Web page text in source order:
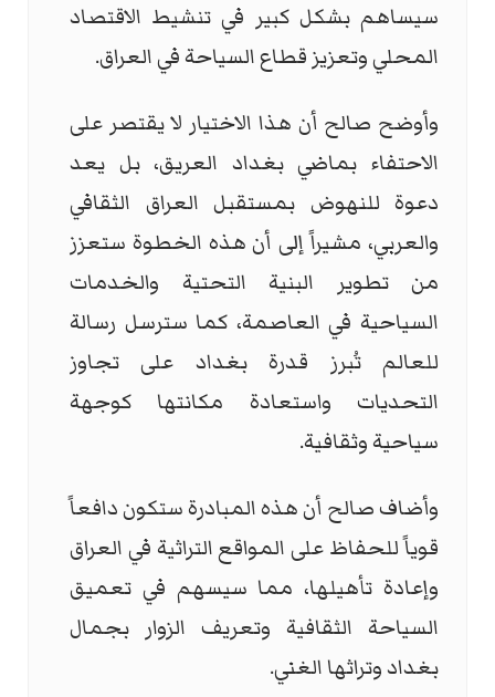
سيساهم بشكل كبير في تنشيط الاقتصاد
المحلي وتعزيز قطاع السياحة في العراق.
وأوضح صالح أن هذا الاختيار لا يقتصر على
الاحتفاء بماضي بغداد العريق، بل يعد
دعوة للنهوض بمستقبل العراق الثقافي
والعربي، مشيراً إلى أن هذه الخطوة ستعزز
من تطوير البنية التحتية والخدمات
السياحية في العاصمة، كما سترسل رسالة
للعالم تُبرز قدرة بغداد على تجاوز
التحديات واستعادة مكانتها كوجهة
سياحية وثقافية.
وأضاف صالح أن هذه المبادرة ستكون دافعاً
قوياً للحفاظ على المواقع التراثية في العراق
وإعادة تأهيلها، مما سيسهم في تعميق
السياحة الثقافية وتعريف الزوار بجمال
بغداد وتراثها الغني.